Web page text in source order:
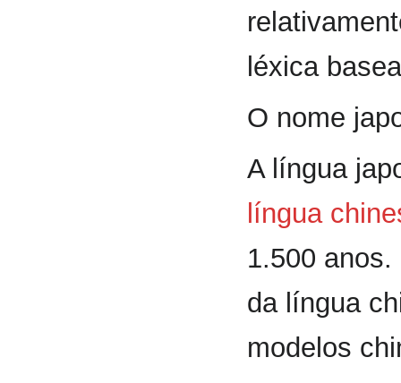
léxica
O nome
A língua
língua
1.500
da língua
modelos